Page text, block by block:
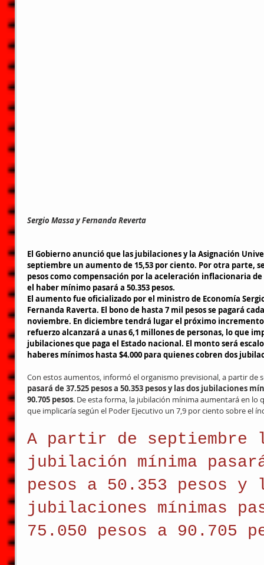
Sergio Massa y Fernanda Reverta
El Gobierno anunció que las jubilaciones y la Asignación
septiembre un aumento de 15,53 por ciento. Por otra parte,
pesos como compensación por la aceleración inflacionaria
el haber mínimo pasará a 50.353 pesos.
El aumento fue oficializado por el ministro de Economía
Fernanda Raverta. El bono de hasta 7 mil pesos se pagará
noviembre. En diciembre tendrá lugar el próximo
refuerzo alcanzará a unas 6,1 millones de personas, lo que
jubilaciones que paga el Estado nacional. El monto será
haberes mínimos hasta $4.000 para quienes cobren dos
Con estos aumentos, informó el organismo previsional, a partir de
pasará de 37.525 pesos a 50.353 pesos y las dos jubilaciones
90.705 pesos. De esta forma, la jubilación mínima aumentará en lo
que implicaría según el Poder Ejecutivo un 7,9 por ciento sobre el
A partir de
jubilación mínima
pesos a 50.353 pesos
jubilaciones mínimas
75.050 pesos a 90.705